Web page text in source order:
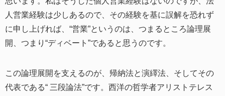
人営業経験は少しあるので、その経験を基に誤解を恐れず
に申し上げれば、“営業”というのは、つまるところ論理展
開、つまり“ディベート”であると思うのです。
この論理展開を支えるのが、帰納法と演繹法、そしてその
代表である“ 三段論法”です。西洋の哲学者アリストテレス